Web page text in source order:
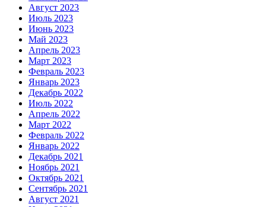
Август 2023
Июль 2023
Июнь 2023
Май 2023
Апрель 2023
Март 2023
Февраль 2023
Январь 2023
Декабрь 2022
Июль 2022
Апрель 2022
Март 2022
Февраль 2022
Январь 2022
Декабрь 2021
Ноябрь 2021
Октябрь 2021
Сентябрь 2021
Август 2021